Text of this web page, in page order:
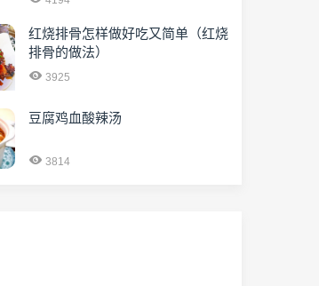
红烧排骨怎样做好吃又简单（红烧
排骨的做法）
3925
豆腐鸡血酸辣汤
3814